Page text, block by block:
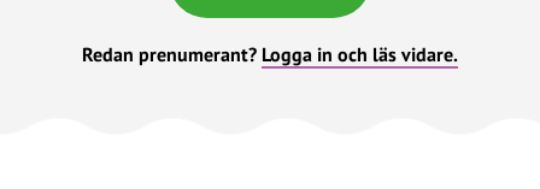
Redan prenumerant? Logga in och läs vidare.